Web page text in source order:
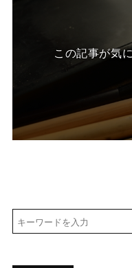
この記事が気